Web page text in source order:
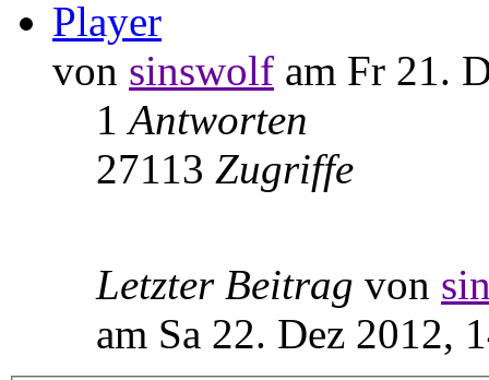
Player
von sinswolf am Fr 21.
1Antworten
27113 Zugriffe
Letzter Beitrag von
am Sa 22. Dez 2012,